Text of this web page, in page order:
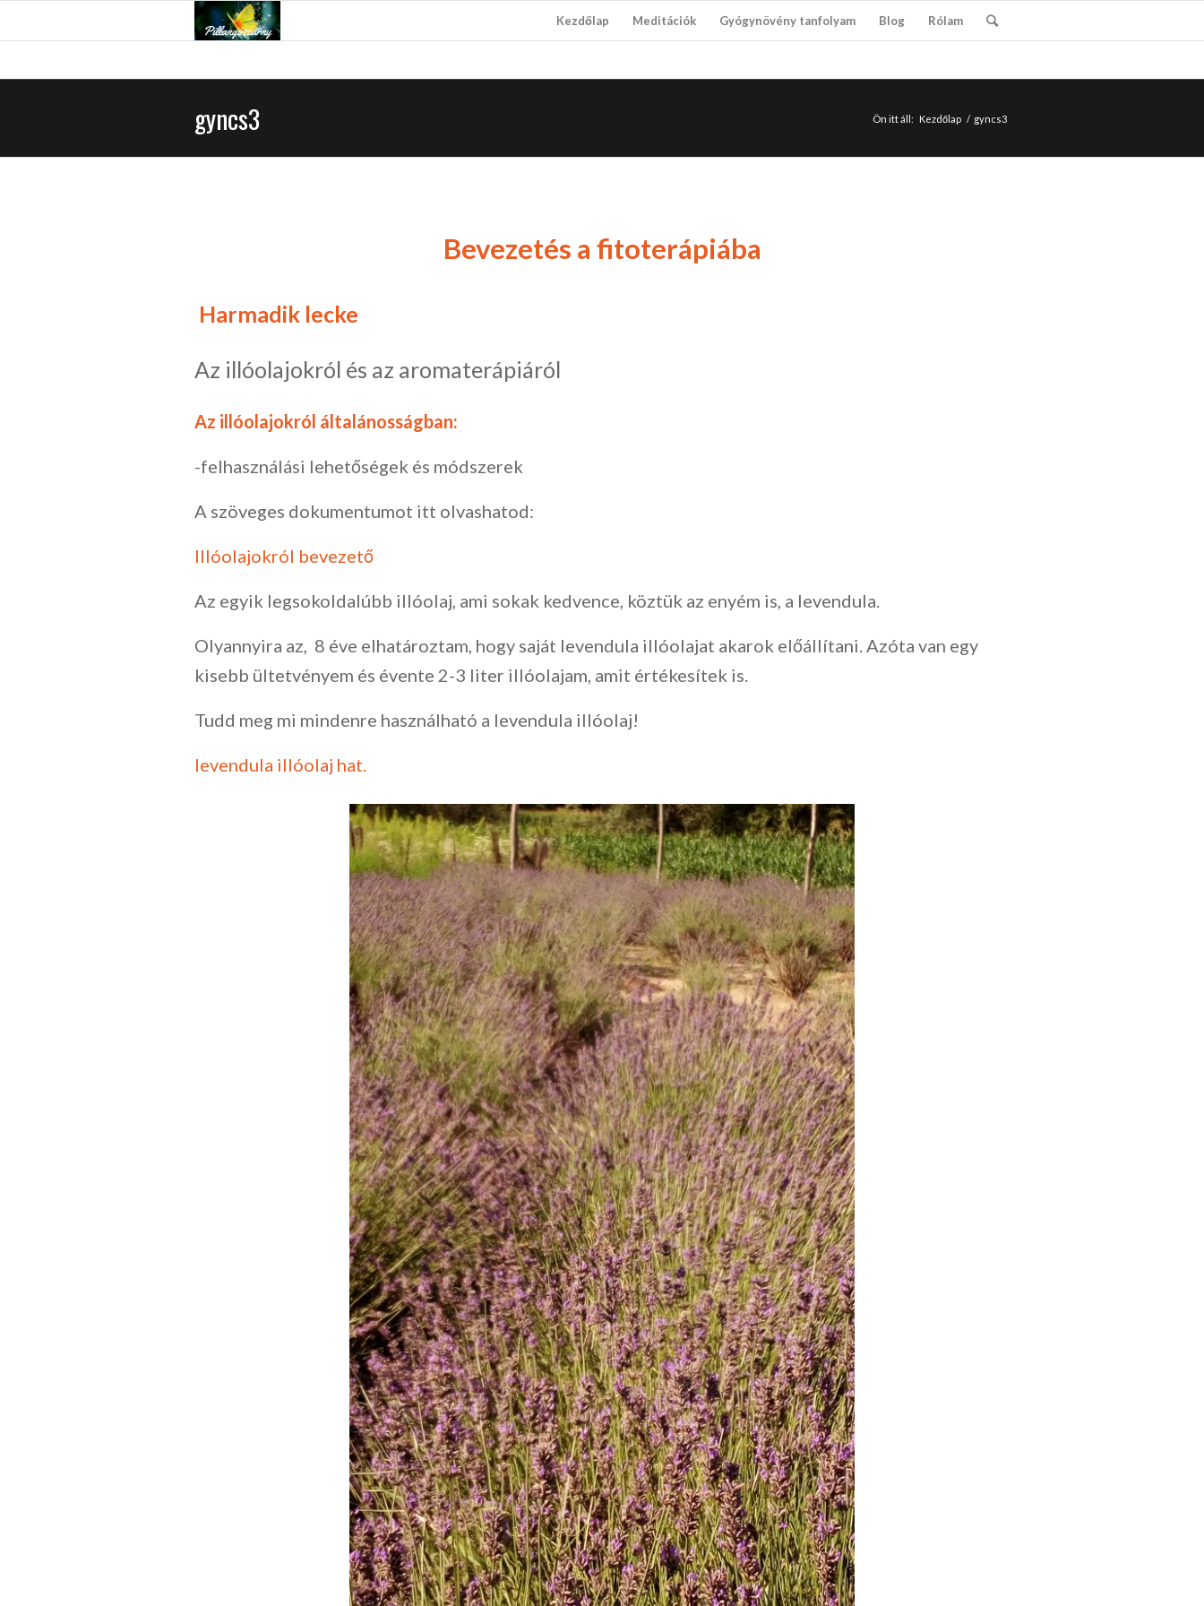
Kezdőlap Meditációk Gyógynövény tanfolyam Blog Rólam
gyncs3 Ön itt áll: Kezdőlap / gyncs3
Bevezetés a fitoterápiába
Harmadik lecke
Az illóolajokról és az aromaterápiáról
Az illóolajokról általánosságban:
-felhasználási lehetőségek és módszerek
A szöveges dokumentumot itt olvashatod:
Illóolajokról bevezető
Az egyik legsokoldalúbb illóolaj, ami sokak kedvence, köztük az enyém is, a levendula.
Olyannyira az, 8 éve elhatároztam, hogy saját levendula illóolajat akarok előállítani. Azóta van egy
kisebb ültetvényem és évente 2-3 liter illóolajam, amit értékesítek is.
Tudd meg mi mindenre használható a levendula illóolaj!
levendula illóolaj hat.